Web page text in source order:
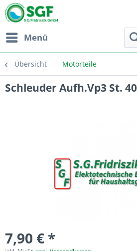
Menü
Übersicht Motorteile
Schleuder Aufh.Vp3 St.
7,90 € *